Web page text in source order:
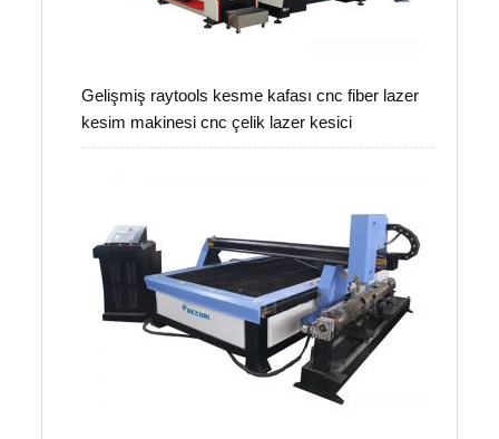
Gelişmiş raytools kesme kafası cnc fiber lazer
kesim makinesi cnc çelik lazer kesici